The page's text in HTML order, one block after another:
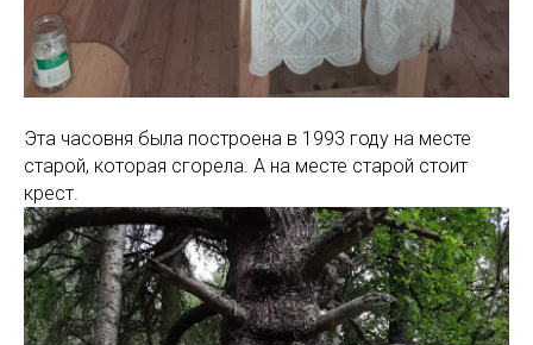
Эта часовня была построена в 1993 году на месте
старой, которая сгорела. А на месте старой стоит
крест.